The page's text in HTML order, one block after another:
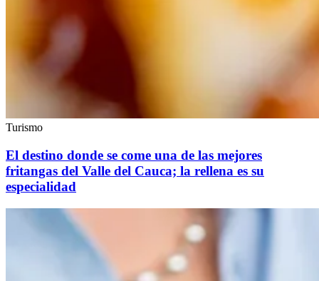
Turismo
El destino donde se come una de las mejores
fritangas del Valle del Cauca; la rellena es su
especialidad